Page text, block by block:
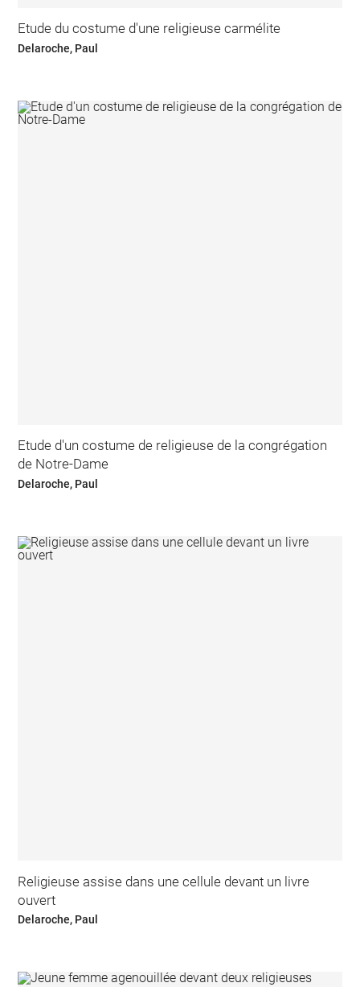
Etude du costume d'une religieuse carmélite
Delaroche, Paul
Etude d'un costume de religieuse de la congrégation
de Notre-Dame
Delaroche, Paul
Religieuse assise dans une cellule devant un livre
ouvert
Delaroche, Paul